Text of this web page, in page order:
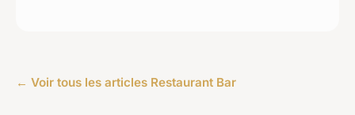
← Voir tous les articles Restaurant Bar